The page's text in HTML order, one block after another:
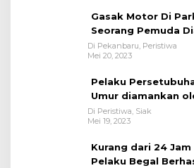
Gasak Motor Di
Seorang Pemuda
Bukit Raya
Di Pekanbaru, Peristiwa
Mei 20, 2023
Pelaku
Umur diamankan
Polsek Tualang-
Di Peristiwa, Siak
Mei 19, 2023
Kurang dari 24 Jam
Pelaku Begal